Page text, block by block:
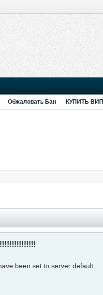
Обжаловать Бан КУПИТЬ ВИП
been set to server default.